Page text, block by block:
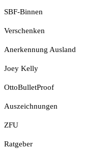
SBF-Binnen
Verschenken
Anerkennung Ausland
Joey Kelly
OttoBulletProof
Auszeichnungen
ZFU
Ratgeber